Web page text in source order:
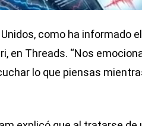
como ha informado el
en Threads. “Nos
lo que piensas